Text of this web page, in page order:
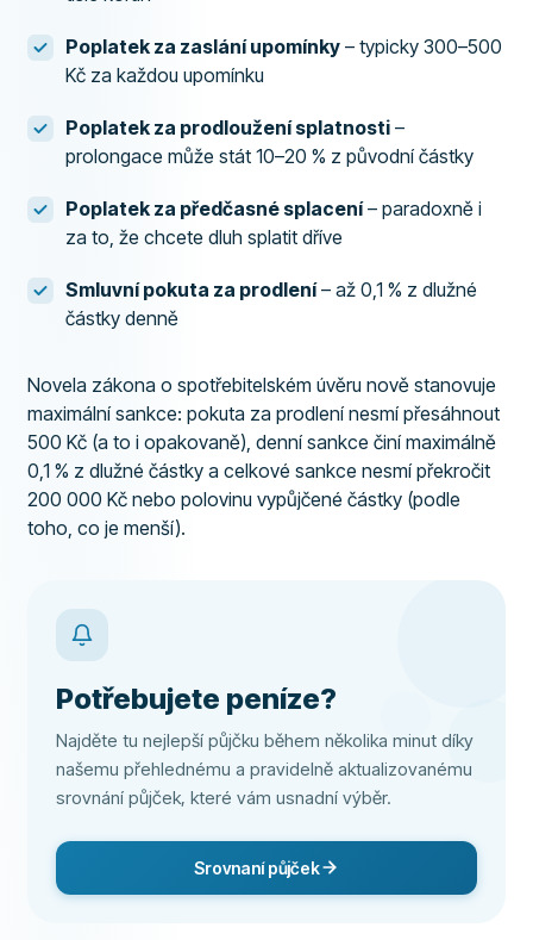
Poplatek za zaslání upomínky – typicky 300–500
Kč za každou upomínku
Poplatek za prodloužení splatnosti –
prolongace může stát 10–20 % z původní částky
Poplatek za předčasné splacení– paradoxně i
za to, že chcete dluh splatit dříve
Smluvní pokuta za prodlení– až 0,1 % z dlužné
částky denně
Novela zákona o spotřebitelském úvěru nově stanovuje
maximální sankce: pokuta za prodlení nesmí přesáhnout
500 Kč (a to i opakovaně), denní sankce činí maximálně
0,1 % z dlužné částky a celkové sankce nesmí překročit
200 000 Kč nebo polovinu vypůjčené částky (podle
toho, co je menší).
Potřebujete peníze?
Najděte tu nejlepší půjčku během několika minut díky
našemu přehlednému a pravidelně aktualizovanému
srovnání půjček, které vám usnadní výběr.
Srovnaní půjček